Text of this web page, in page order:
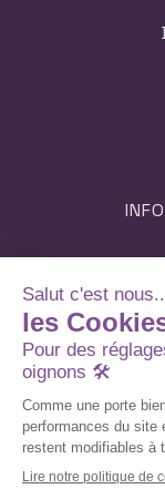
Domofen